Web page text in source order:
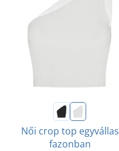
Női crop top egyvállas
fazonban